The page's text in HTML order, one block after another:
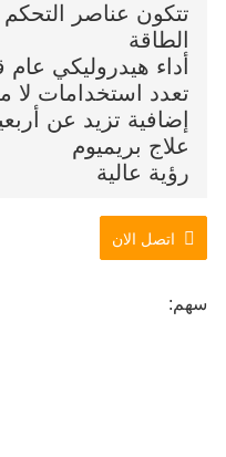
تتكون عناصر
الطاقة
أداء هيدروليكي
تعدد استخدامات لا
إضافية تزيد عن
علاج بريميوم
رؤية عالية
اتصل الان
سهم: